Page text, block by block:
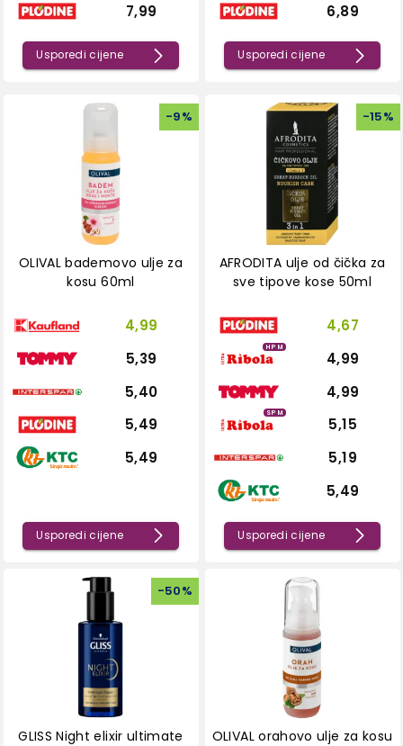
7,99
Usporedi cijene
6,89
Usporedi cijene
-9%
OLIVAL bademovo ulje za
kosu 60ml
4,99
5,39
5,40
5,49
5,49
Usporedi cijene
-15%
AFRODITA ulje od čička za
sve tipove kose 50ml
4,67
HPM
4,99
4,99
SPM
5,15
5,19
5,49
Usporedi cijene
-50%
GLISS Night elixir ultimate OLIVAL orahovo ulje za kosu